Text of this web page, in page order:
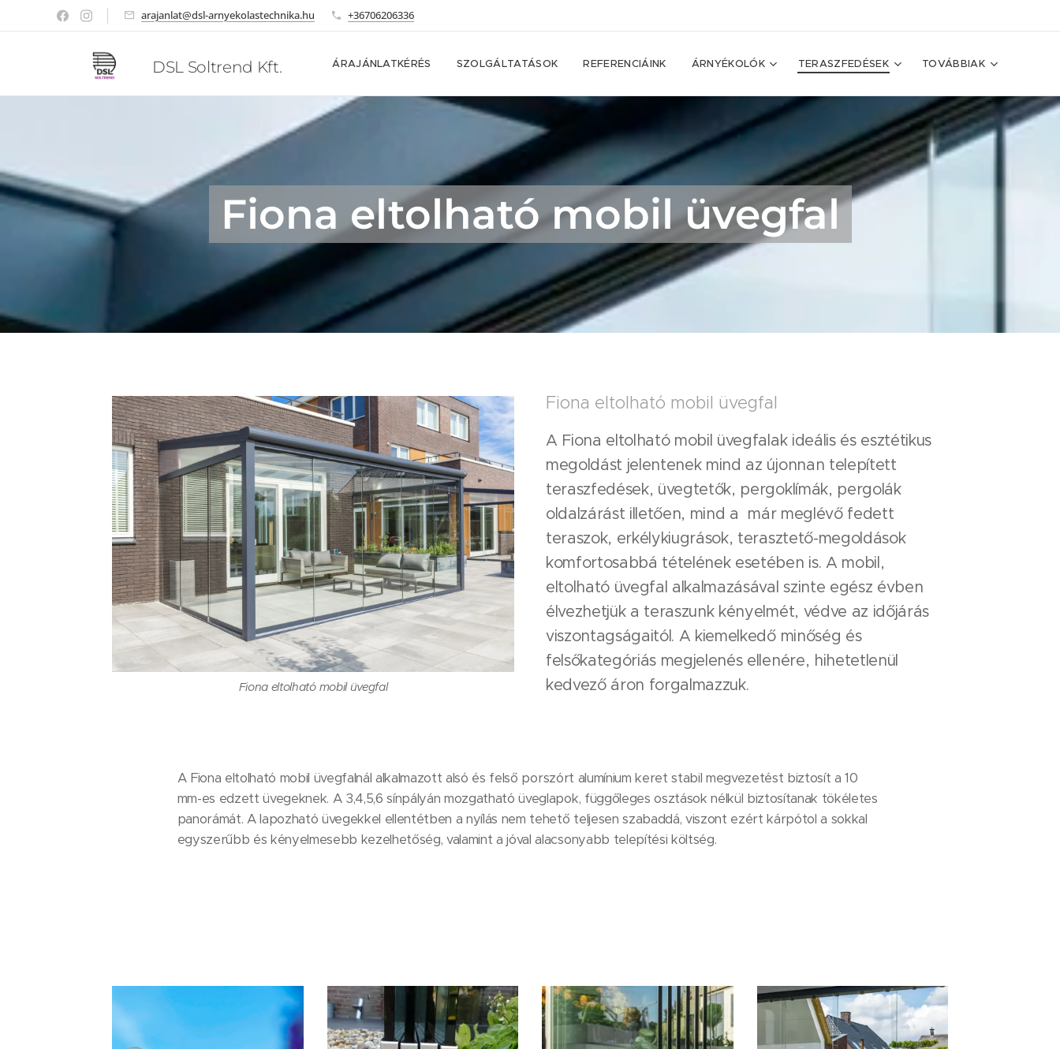
arajanlat@dsl-arnyekolastechnika.hu +36706206336
DSL Soltrend Kft. ÁRAJÁNLATKÉRÉS SZOLGÁLTATÁSOK REFERENCIÁINK ÁRNYÉKOLÓK TERASZFEDÉSEK TOVÁBBIAK
Fiona eltolható mobil üvegfal
Fiona eltolható mobil üvegfal
Fiona eltolható mobil üvegfal
A Fiona eltolható mobil üvegfalak ideális és esztétikus
megoldást jelentenek mind az újonnan telepített
teraszfedések, üvegtetők, pergoklímák, pergolák
oldalzárást illetően, mind a már meglévő fedett
teraszok, erkélykiugrások, terasztető-megoldások
komfortosabbá tételének esetében is. A mobil,
eltolható üvegfal alkalmazásával szinte egész évben
élvezhetjük a teraszunk kényelmét, védve az időjárás
viszontagságaitól. A kiemelkedő minőség és
felsőkategóriás megjelenés ellenére, hihetetlenül
kedvező áron forgalmazzuk.
A Fiona eltolható mobil üvegfalnál alkalmazott alsó és felső porszórt alumínium keret stabil megvezetést biztosít a 10
mm-es edzett üvegeknek. A 3,4,5,6 sínpályán mozgatható üveglapok, függőleges osztások nélkül biztosítanak tökéletes
panorámát. A lapozható üvegekkel ellentétben a nyílás nem tehető teljesen szabaddá, viszont ezért kárpótol a sokkal
egyszerűbb és kényelmesebb kezelhetőség, valamint a jóval alacsonyabb telepítési költség.